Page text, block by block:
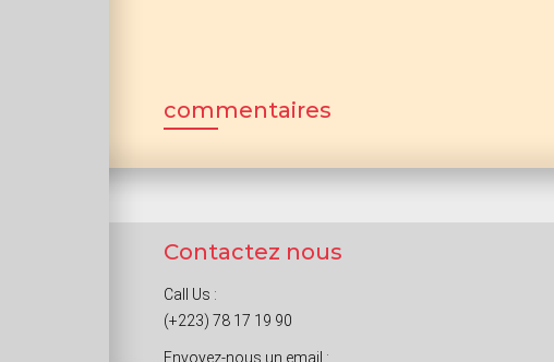
commentaires
Contactez nous
Call Us :
(+223) 78 17 19 90
Envoyez-nous un email :